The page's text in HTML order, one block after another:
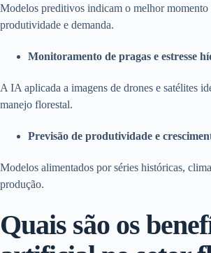
Modelos preditivos indicam o melhor momento
produtividade e demanda.
Monitoramento de pragas e estresse
A IA aplicada a imagens de drones e satélites
manejo florestal.
Previsão de produtividade e
Modelos alimentados por séries históricas,
produção.
Quais são os